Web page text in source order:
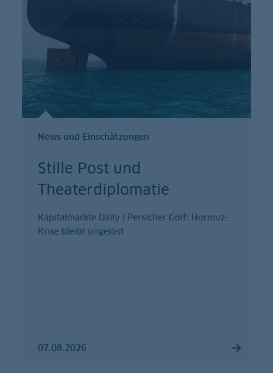
News und Einschätzungen
Stille Post und
Theaterdiplomatie
Kapitalmärkte Daily | Persicher Golf: Hormuz-
Krise bleibt ungelöst
07.08.2026